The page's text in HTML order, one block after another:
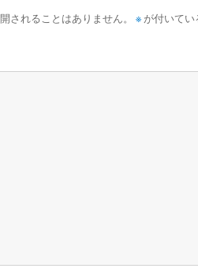
されることはありません。 ※ が付いて